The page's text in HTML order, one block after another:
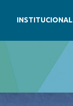
INSTITUCIONAL